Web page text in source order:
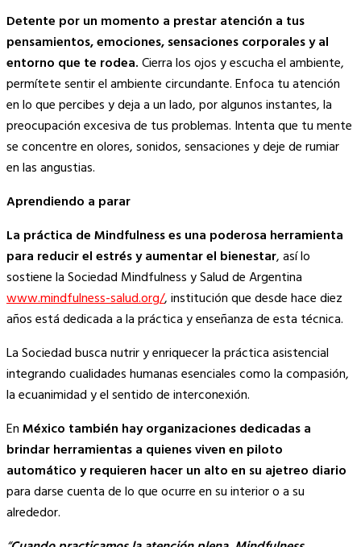
Detente por un momento a prestar atención a tus
pensamientos, emociones, sensaciones corporales y al
entorno que te rodea.Cierra los ojos y escucha el ambiente,
permítete sentir el ambiente circundante. Enfoca tu atención
en lo que percibes y deja a un lado, por algunos instantes, la
preocupación excesiva de tus problemas. Intenta que tu mente
se concentre en olores, sonidos, sensaciones y deje de rumiar
en las angustias.
Aprendiendo a parar
La práctica de Mindfulness es una poderosa herramienta
para reducir el estrés y aumentar el bienestar, así lo
sostiene la Sociedad Mindfulness y Salud de Argentina
www.mindfulness-salud.org/, institución que desde hace diez
años está dedicada a la práctica y enseñanza de esta técnica.
La Sociedad busca nutrir y enriquecer la práctica asistencial
integrando cualidades humanas esenciales como la compasión,
la ecuanimidad y el sentido de interconexión.
EnMéxico también hay organizaciones dedicadas a
brindar herramientas a quienes viven en piloto
automático y requieren hacer un alto en su ajetreo diario
para darse cuenta de lo que ocurre en su interior o a su
alrededor.